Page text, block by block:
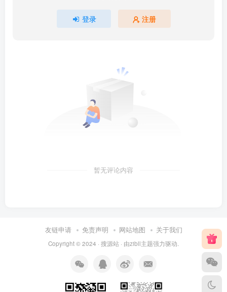
登录 注册
暂无评论内容
友链申请 免责声明 网站地图 关于我们
Copyright © 2024 · 搜源站 · 由zibll主题强力驱动.